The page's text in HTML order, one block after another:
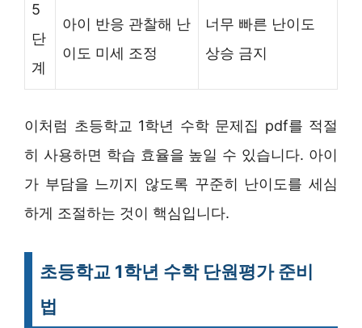
5
단
계
아이 반응 관찰해 난
이도 미세 조정
너무 빠른 난이도
상승 금지
이처럼 초등학교 1학년 수학 문제집 pdf를 적절
히 사용하면 학습 효율을 높일 수 있습니다. 아이
가 부담을 느끼지 않도록 꾸준히 난이도를 세심
하게 조절하는 것이 핵심입니다.
초등학교 1학년 수학 단원평가 준비
법